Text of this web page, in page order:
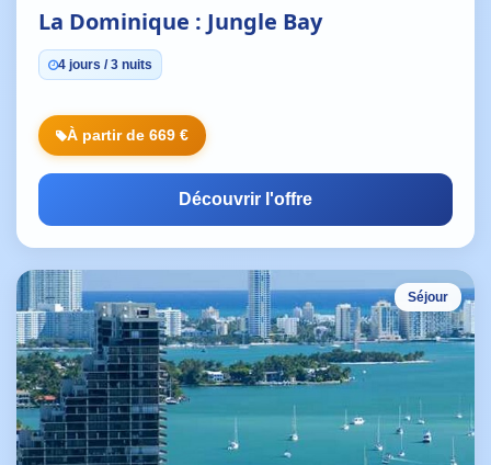
La Dominique : Jungle Bay
4 jours / 3 nuits
À partir de 669 €
Découvrir l'offre
Séjour